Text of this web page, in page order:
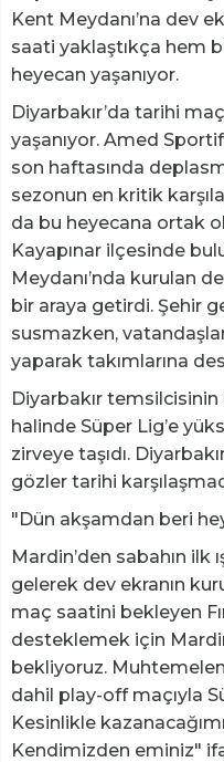
Kent Meydanı’na dev
saati yaklaştıkça hem
heyecan yaşanıyor.
Diyarbakır’da tarihi
yaşanıyor. Amed
son haftasında
sezonun en kritik
da bu heyecana ortak
Kayapınar ilçesinde
Meydanı’nda kurulan
bir araya getirdi. Şehir
susmazken,
yaparak takımlarına
Diyarbakır temsilcisinin
halinde Süper Lig’e
zirveye taşıdı.
gözler tarihi
"Dün akşamdan beri
Mardin’den sabahın ilk
gelerek dev ekranın
maç saatini bekleyen
desteklemek için
bekliyoruz.
dahil play-off maçıyla
Kesinlikle
Kendimizden eminiz"